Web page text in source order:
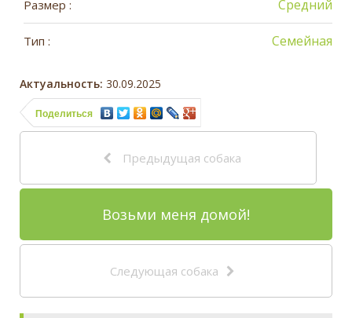
Размер : Средний
Тип : Семейная
Актуальность: 30.09.2025
Поделиться
Предыдущая собака
Возьми меня домой!
Следующая собака